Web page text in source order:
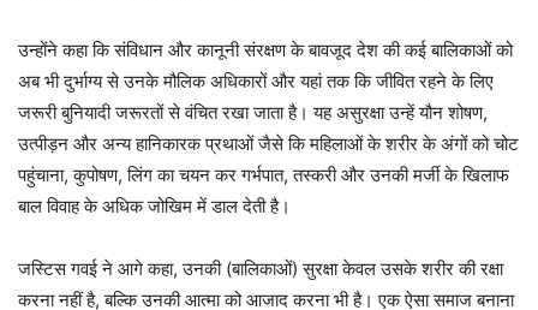
उन्होंने कहा कि संविधान और कानूनी संरक्षण के बावजूद देश की कई बालिकाओं को
अब भी दुर्भाग्य से उनके मौलिक अधिकारों और यहां तक कि जीवित रहने के लिए
जरूरी बुनियादी जरूरतों से वंचित रखा जाता है। यह असुरक्षा उन्हें यौन शोषण,
उत्पीड़न और अन्य हानिकारक प्रथाओं जैसे कि महिलाओं के शरीर के अंगों को चोट
पहुंचाना, कुपोषण, लिंग का चयन कर गर्भपात, तस्करी और उनकी मर्जी के खिलाफ
बाल विवाह के अधिक जोखिम में डाल देती है।
जस्टिस गवई ने आगे कहा, उनकी (बालिकाओं) सुरक्षा केवल उसके शरीर की रक्षा
करना नहीं है, बल्कि उनकी आत्मा को आजाद करना भी है। एक ऐसा समाज बनाना